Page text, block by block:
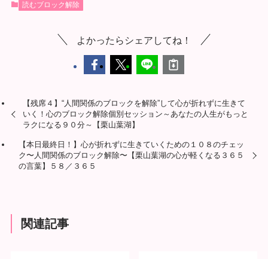
読むブロック解除
よかったらシェアしてね！
【残席４】“人間関係のブロックを解除”して心が折れずに生きて
いく！心のブロック解除個別セッション～あなたの人生がもっと
ラクになる９０分～【栗山葉湖】
【本日最終日！】心が折れずに生きていくための１０８のチェッ
ク〜人間関係のブロック解除〜【栗山葉湖の心が軽くなる３６５
の言葉】５８／３６５
関連記事